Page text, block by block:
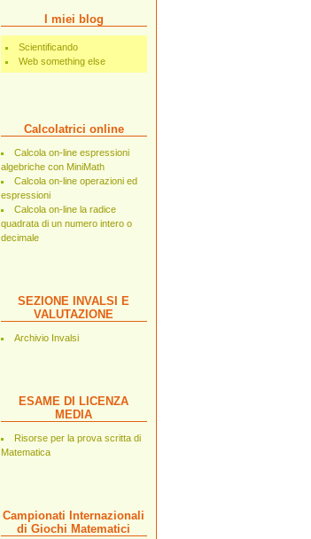
I miei blog
Scientificando
Web something else
Calcolatrici online
Calcola on-line espressioni
algebriche con MiniMath
Calcola on-line operazioni ed
espressioni
Calcola on-line la radice
quadrata di un numero intero o
decimale
SEZIONE INVALSI E
VALUTAZIONE
Archivio Invalsi
ESAME DI LICENZA
MEDIA
Risorse per la prova scritta di
Matematica
Campionati Internazionali
di Giochi Matematici